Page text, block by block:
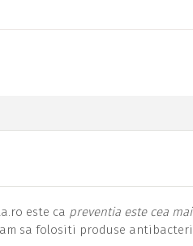
este ca preventia este cea
sa folositi produse